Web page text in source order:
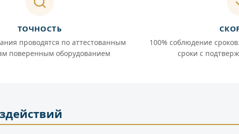
ТОЧНОСТЬ
проводятся по аттестованным
поверенным оборудованием
100% соблюдение
сроки с